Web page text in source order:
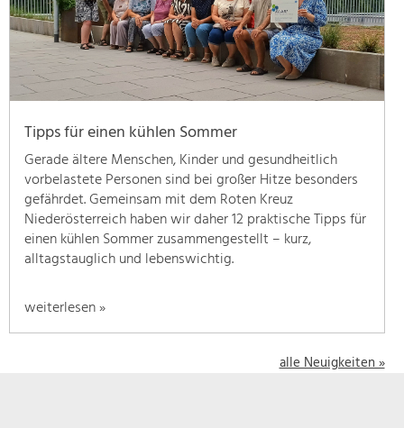
geben
wir
hier
eine
Übersicht
unsere
Themenschwerpunkte.
Für
mehr
Informationen
einfach
das
schon
Tipps für einen kühlen Sommer
Gerade ältere Menschen, Kinder und gesundheitlich
vorbelastete Personen sind bei großer Hitze besonders
gefährdet. Gemeinsam mit dem Roten Kreuz
Niederösterreich haben wir daher 12 praktische Tipps für
einen kühlen Sommer zusammengestellt – kurz,
alltagstauglich und lebenswichtig.
weiterlesen »
alle Neuigkeiten »